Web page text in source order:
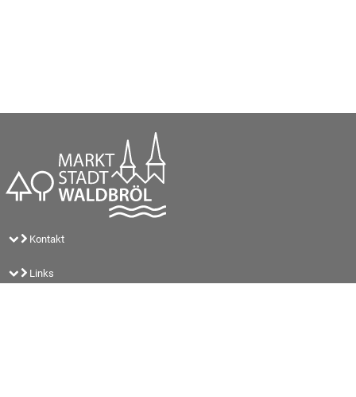
Kontakt
Links